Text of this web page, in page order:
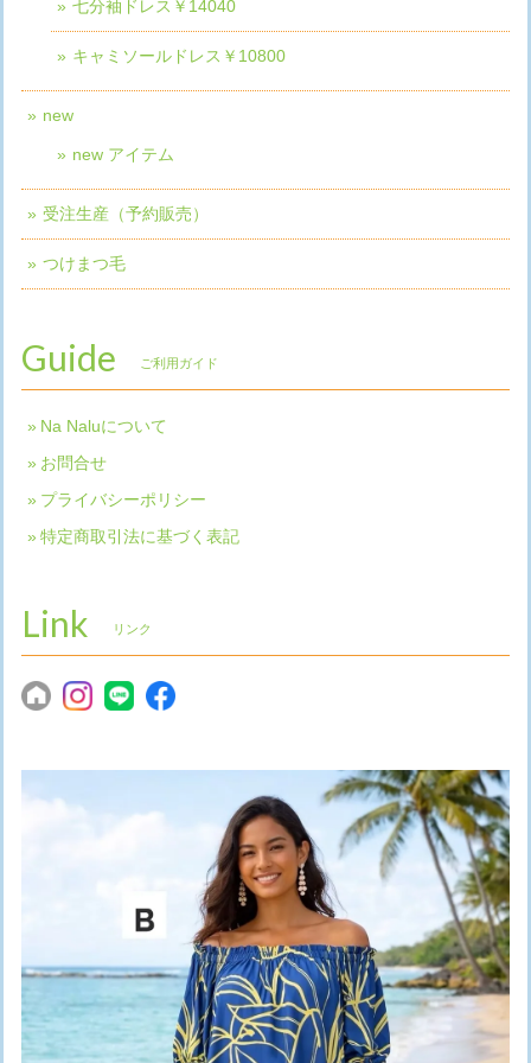
七分袖ドレス￥14040
キャミソールドレス￥10800
new
new アイテム
受注生産（予約販売）
つけまつ毛
Guide ご利用ガイド
Na Naluについて
お問合せ
プライバシーポリシー
特定商取引法に基づく表記
Link リンク